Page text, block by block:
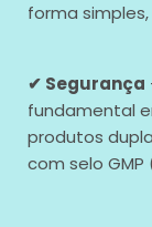
forma
✔ Segurança
fundamental
produtos
com selo